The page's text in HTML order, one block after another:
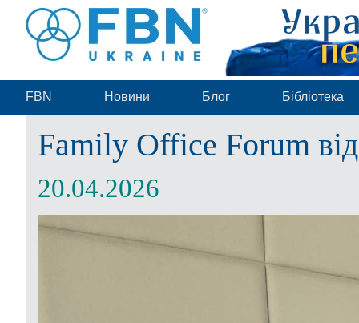
FBN Новини Блог Бібліотека
Family Office Forum
20.04.2026